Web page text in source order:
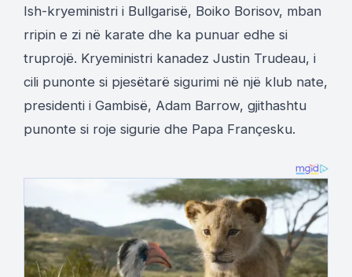
Ish-kryeministri i Bullgarisë, Boiko Borisov, mban
rripin e zi në karate dhe ka punuar edhe si
truprojë. Kryeministri kanadez Justin Trudeau, i
cili punonte si pjesëtarë sigurimi në një klub nate,
presidenti i Gambisë, Adam Barrow, gjithashtu
punonte si roje sigurie dhe Papa Françesku.